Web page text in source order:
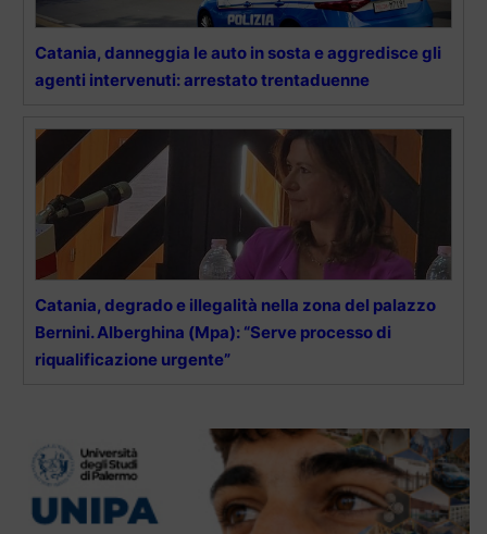
Catania, danneggia le auto in sosta e aggredisce gli
agenti intervenuti: arrestato trentaduenne
Catania, degrado e illegalità nella zona del palazzo
Bernini. Alberghina (Mpa): “Serve processo di
riqualificazione urgente”